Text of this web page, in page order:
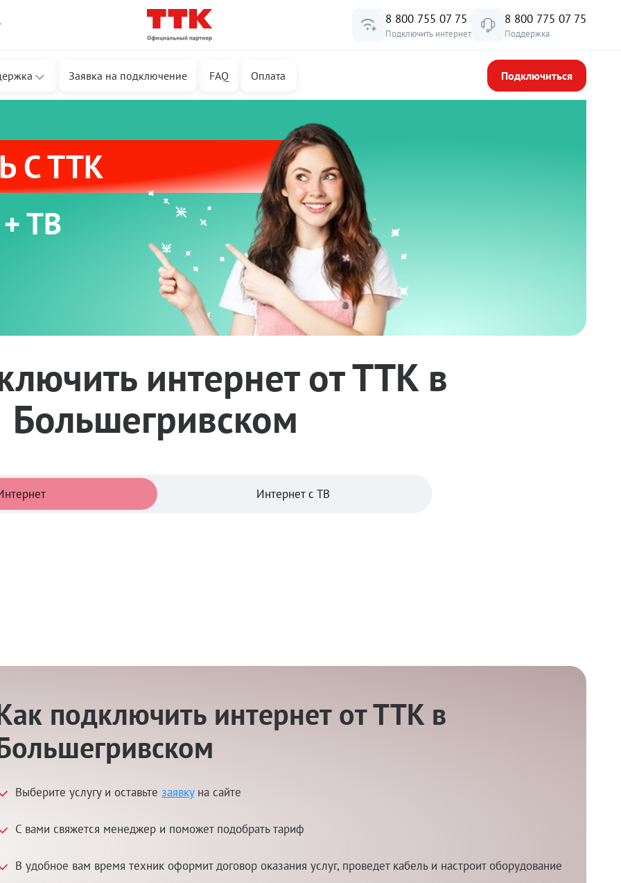
8 800 755 07 75
Подключить интернет
8 800 775 07 75
Поддержка
Заявка на подключение FAQ Оплата Подключиться
С ТТК
ТВ
интернет от ТТК в
Большегривском
Интернет с ТВ
Тарифы
подключить интернет от ТТК в
Выберите услугу и оставьтезаявкуна сайте
С вами свяжется менеджер и поможет подобрать тариф
В удобное вам время техник оформит договор оказания услуг, проведет кабель и настроит оборудование